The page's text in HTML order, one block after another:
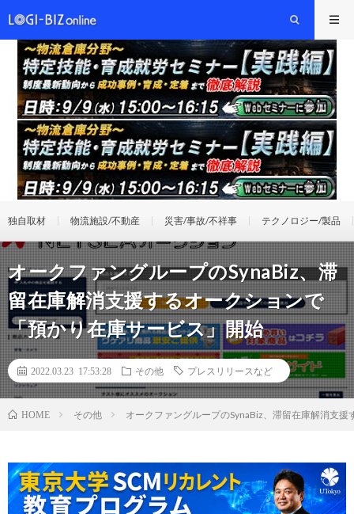
独自取材 物流施設/不動産 災害/事故/不祥事 テクノロジー/製品
オークファングループのSynaBiz、滞
留在庫解消支援するオークションで
「預かり在庫サービス」開始
2022.03.23 17:53:28 その他 プレスリリースなど
HOME その他 オークファングループのSynaBiz、滞留在庫解消支